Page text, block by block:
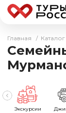
Главная / Каталог
Экскурсии